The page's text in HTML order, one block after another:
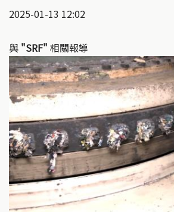
2025-01-13 12:02
與 "SRF" 相關報導